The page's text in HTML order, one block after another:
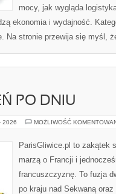
mocy, jak wygląda
ekonomia i wydajność.
Na stronie przewija się myśl,
PO DNIU
2026 MOŻLIWOŚĆ
ParisGliwice.pl to zakątek
marzą o Francji i
francuszczyznę. To fuzja
po kraju nad Sekwaną